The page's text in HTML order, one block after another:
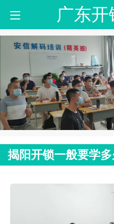
广东开
揭阳开锁一般要学多